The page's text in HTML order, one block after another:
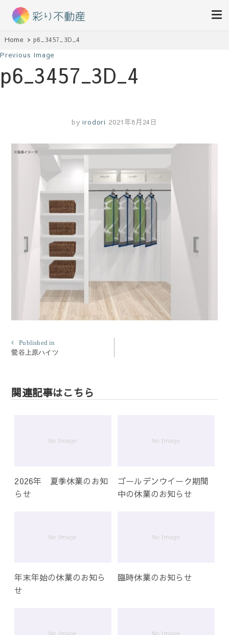
彩り不動産
Home p6_3457_3D_4
Previous Image
p6_3457_3D_4
by irodori 2021年8月24日
投
稿
ゲ
Published in
鶯谷上原ハイツ
関連記事はこちら
2026年 夏季休業のお知
らせ
ゴールデンウイーク期間
中の休業のお知らせ
年末年始の休業のお知ら
せ
臨時休業のお知らせ